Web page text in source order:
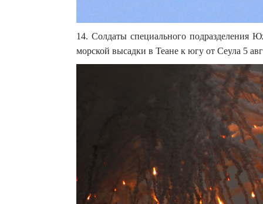
14. Солдаты специального подразделения
морской высадки в Теане к югу от Сеула 5